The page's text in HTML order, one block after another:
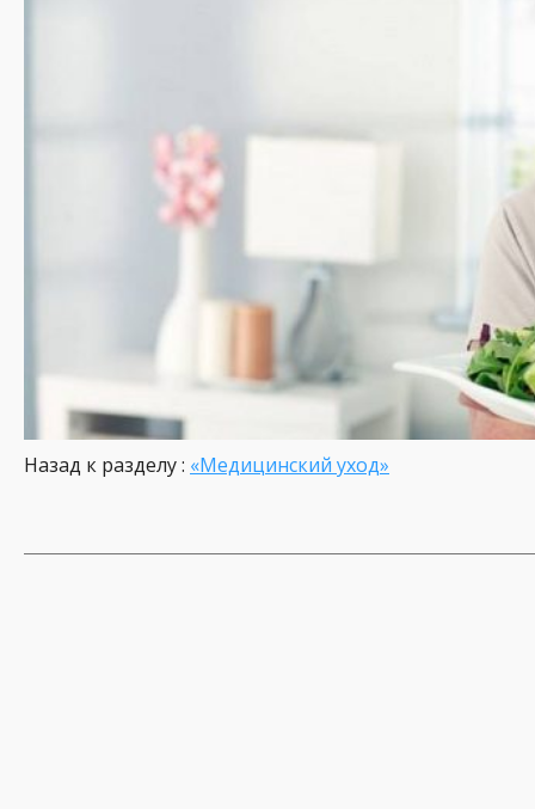
Назад к разделу : «Медицинский уход»